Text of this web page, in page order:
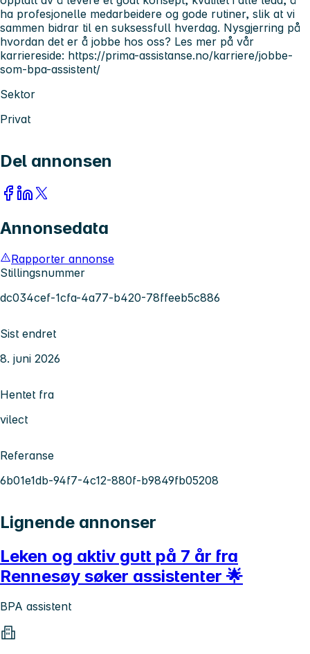
ha profesjonelle medarbeidere og gode rutiner, slik at vi
sammen bidrar til en suksessfull hverdag. Nysgjerring på
hvordan det er å jobbe hos oss? Les mer på vår
karriereside: https://prima-assistanse.no/karriere/jobbe-
som-bpa-assistent/
Sektor
Privat
Del annonsen
Annonsedata
Rapporter annonse
Stillingsnummer
dc034cef-1cfa-4a77-b420-78ffeeb5c886
Sist endret
8. juni 2026
Hentet fra
vilect
Referanse
6b01e1db-94f7-4c12-880f-b9849fb05208
Lignende annonser
Leken og aktiv gutt på 7 år fra
Rennesøy søker assistenter 🌟
BPA assistent